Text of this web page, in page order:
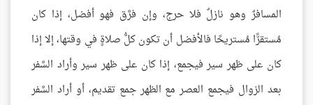
المسافرٌ وهو نازلٌ فلا حرج، وإن فرَّق فهو أفضل، إذا كان
مُستقرًّا مُستريحًا فالأفضل أن تكون كلُّ صلاةٍ في وقتها، إلا إذا
كان على ظهر سير فيجمع، إذا كان على ظهر سير وأراد السَّفر
بعد الزوال فيجمع العصر مع الظهر جمع تقديم، أو أراد السَّفر